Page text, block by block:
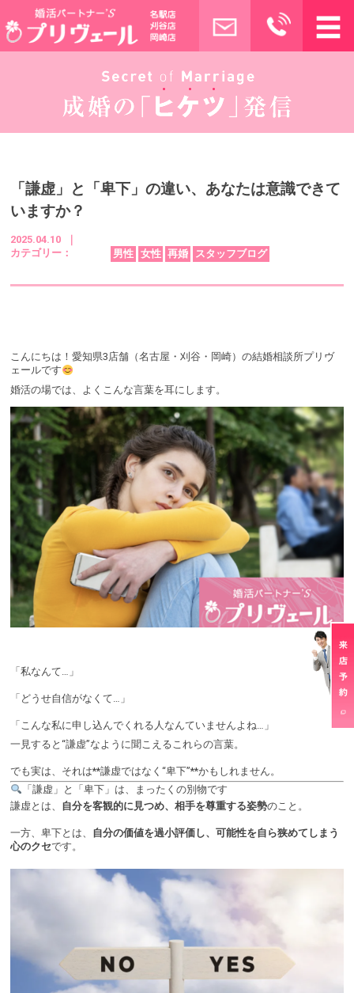
「謙虚」と「卑下」の違い、あなたは意識できて
いますか？
2025.04.10 ｜
カテゴリー：
男性 女性 再婚 スタッフブログ
こんにちは！愛知県3店舗（名古屋・刈谷・岡崎）の結婚相談所プリヴ
ェールです
婚活の場では、よくこんな言葉を耳にします。
「私なんて…」
「どうせ自信がなくて…」
「こんな私に申し込んでくれる人なんていませんよね…」
一見すると“謙虚”なように聞こえるこれらの言葉。
でも実は、それは**謙虚ではなく“卑下”**かもしれません。
「謙虚」と「卑下」は、まったくの別物です
謙虚とは、 自分を客観的に見つめ、相手を尊重する姿勢のこと。
一方、卑下とは、 自分の価値を過小評価し、可能性を自ら狭めてしまう
心のクセです。